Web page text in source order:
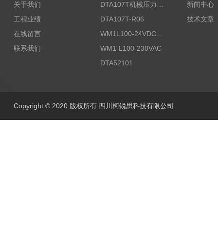
关于我们
工程业绩
在线留言
联系我们
DTA107T-R06
WM1L100-24VDC/T5X
WM1-L100-230VAC
DTA52101
新闻中心
技术文章
Copyright © 2020 版权所有 四川柯锐思科技有限公司